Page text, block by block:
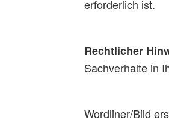
erforderlich ist.
Rechtlicher
Sachverhalte in
Wordliner/Bild